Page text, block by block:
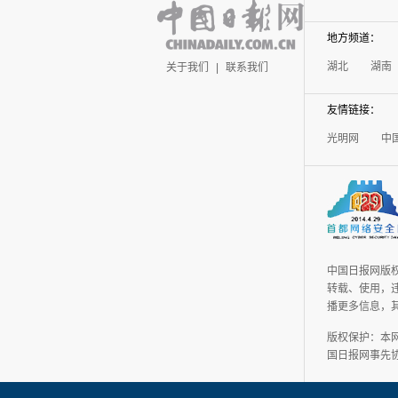
关于我们 联系我们
地方频道：
湖北 湖南
友情链接：
光明网 中
中国日报网版
转载、使用，
播更多信息，
版权保护：本
国日报网事先